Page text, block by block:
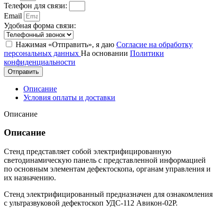
Телефон для связи:
Email
Удобная форма связи:
Нажимая «Отправить», я даю Согласие на обработку
персональных данных На основании Политики
конфиденциальности
Отправить
Описание
Условия оплаты и доставки
Описание
Описание
Стенд представляет собой электрифицированную
светодинамическую панель с представленной информацией
по основным элементам дефектоскопа, органам управления и
их назначению.
Стенд электрифицированный предназначен для ознакомления
с ультразвуковой дефектоскоп УДС-112 Авикон-02Р.